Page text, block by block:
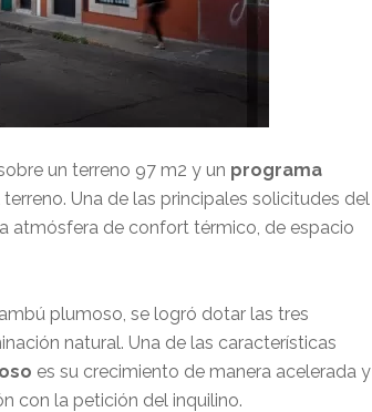
un terreno 97 m2 y un programa
Una de las principales solicitudes del
atmósfera de confort térmico, de espacio
plumoso, se logró dotar las tres
natural. Una de las características
es su crecimiento de manera acelerada y
con la petición del inquilino.